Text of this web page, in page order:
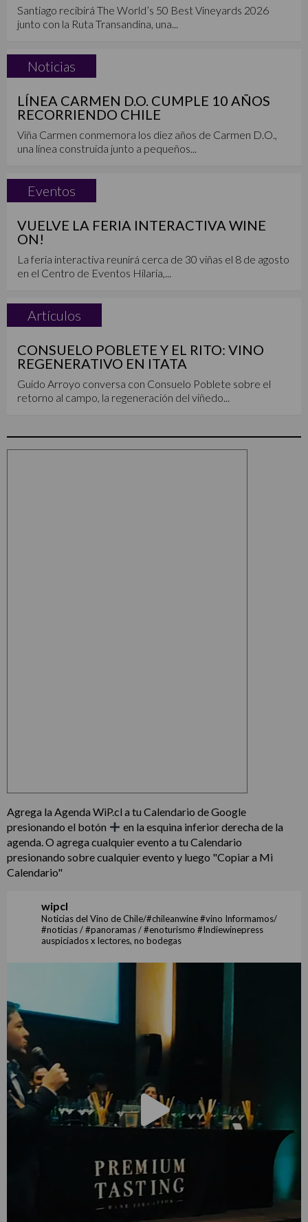
Santiago recibirá The World’s 50 Best Vineyards 2026
junto con la Ruta Transandina, una...
Noticias
LÍNEA CARMEN D.O. CUMPLE 10 AÑOS
RECORRIENDO CHILE
Viña Carmen conmemora los diez años de Carmen D.O.,
una línea construida junto a pequeños...
Eventos
VUELVE LA FERIA INTERACTIVA WINE
ON!
La feria interactiva reunirá cerca de 30 viñas el 8 de agosto
en el Centro de Eventos Hilaria,...
Artículos
CONSUELO POBLETE Y EL RITO: VINO
REGENERATIVO EN ITATA
Guido Arroyo conversa con Consuelo Poblete sobre el
retorno al campo, la regeneración del viñedo...
Agrega la Agenda WiP.cl a tu Calendario de Google
presionando el botón
en la esquina inferior derecha de la
agenda. O agrega cualquier evento a tu Calendario
presionando sobre cualquier evento y luego "Copiar a Mi
Calendario"
wipcl
Noticias del Vino de Chile/#chileanwine #vino Informamos/
#noticias / #panoramas / #enoturismo #Indiewinepress
auspiciados x lectores, no bodegas